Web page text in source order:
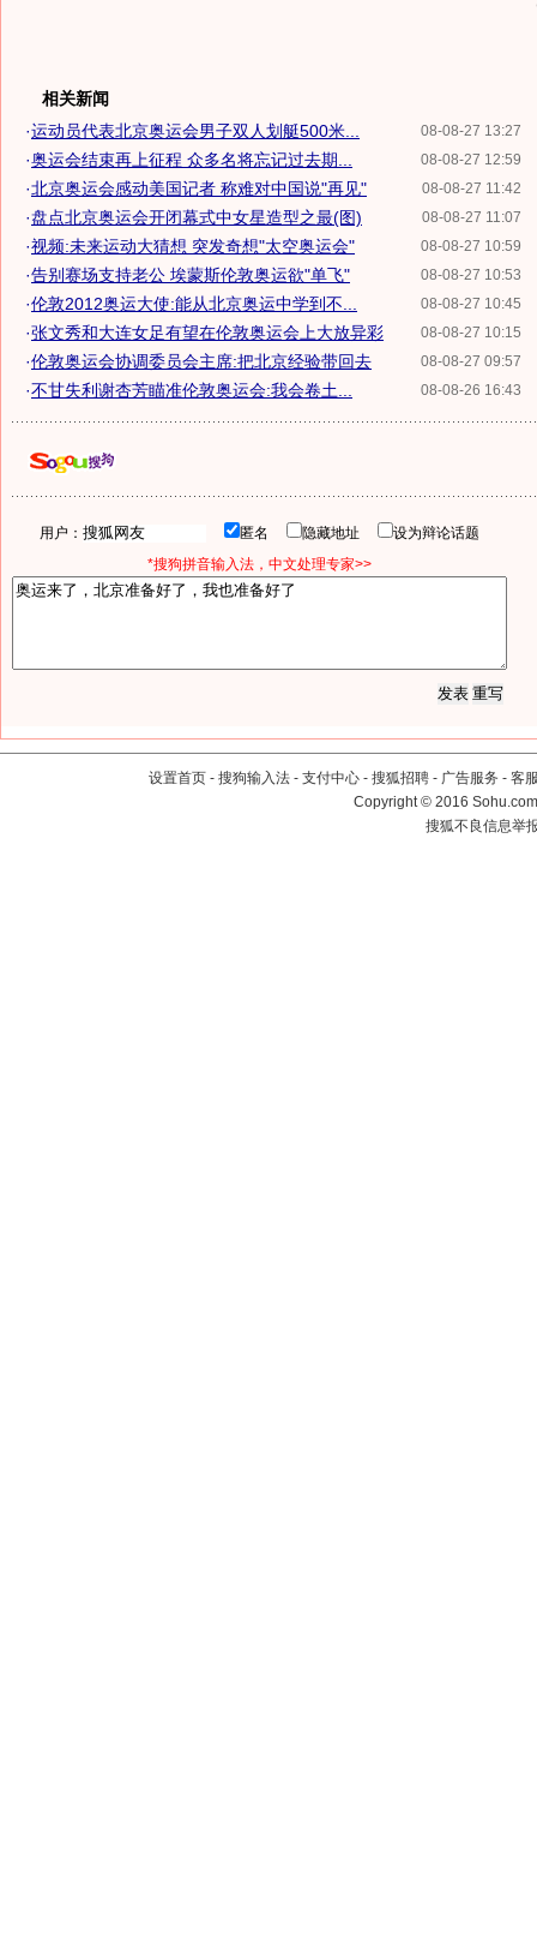
相关新闻
08-08-27 13:27
·运动员代表北京奥运会男子双人划艇500米...
08-08-27 12:59
·奥运会结束再上征程 众多名将忘记过去期...
08-08-27 11:42
·北京奥运会感动美国记者 称难对中国说"再见"
08-08-27 11:07
·盘点北京奥运会开闭幕式中女星造型之最(图)
08-08-27 10:59
·视频:未来运动大猜想 突发奇想"太空奥运会"
08-08-27 10:53
·告别赛场支持老公 埃蒙斯伦敦奥运欲"单飞"
08-08-27 10:45
·伦敦2012奥运大使:能从北京奥运中学到不...
08-08-27 10:15
·张文秀和大连女足有望在伦敦奥运会上大放异彩
08-08-27 09:57
·伦敦奥运会协调委员会主席:把北京经验带回去
08-08-26 16:43
·不甘失利谢杏芳瞄准伦敦奥运会:我会卷土...
用户： 匿名 隐藏地址
设为辩论话题
*搜狗拼音输入法，中文处理专家>>
设置首页 - 搜狗输入法 - 支付中心 - 搜狐招聘 - 广告服务 - 客
Copyright©2016
搜狐不良信息举